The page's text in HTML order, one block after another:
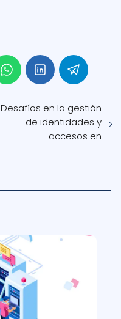
Desafíos en la gestión
de identidades y
accesos en